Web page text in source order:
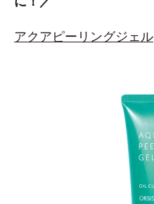
アクアピーリングジェル